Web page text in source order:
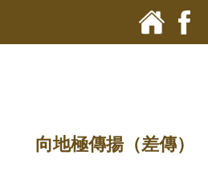
向地極傳揚（差傳）